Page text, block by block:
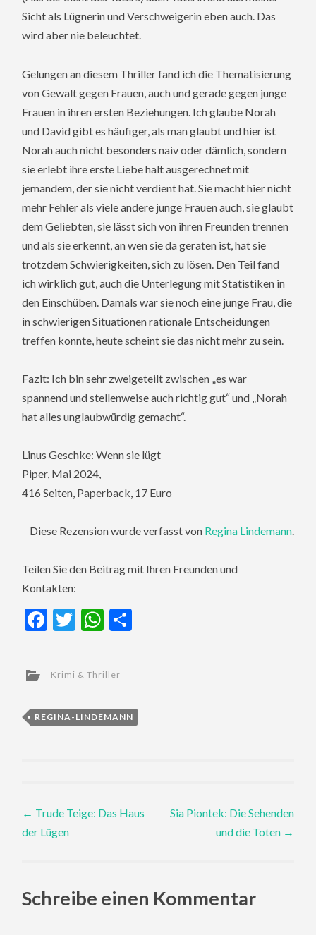
Sicht als Lügnerin und Verschweigerin eben auch. Das
wird aber nie beleuchtet.
Gelungen an diesem Thriller fand ich die Thematisierung
von Gewalt gegen Frauen, auch und gerade gegen junge
Frauen in ihren ersten Beziehungen. Ich glaube Norah
und David gibt es häufiger, als man glaubt und hier ist
Norah auch nicht besonders naiv oder dämlich, sondern
sie erlebt ihre erste Liebe halt ausgerechnet mit
jemandem, der sie nicht verdient hat. Sie macht hier nicht
mehr Fehler als viele andere junge Frauen auch, sie glaubt
dem Geliebten, sie lässt sich von ihren Freunden trennen
und als sie erkennt, an wen sie da geraten ist, hat sie
trotzdem Schwierigkeiten, sich zu lösen. Den Teil fand
ich wirklich gut, auch die Unterlegung mit Statistiken in
den Einschüben. Damals war sie noch eine junge Frau, die
in schwierigen Situationen rationale Entscheidungen
treffen konnte, heute scheint sie das nicht mehr zu sein.
Fazit: Ich bin sehr zweigeteilt zwischen „es war
spannend und stellenweise auch richtig gut“ und „Norah
hat alles unglaubwürdig gemacht“.
Linus Geschke: Wenn sie lügt
Piper, Mai 2024,
416 Seiten, Paperback, 17 Euro
Diese Rezension wurde verfasst von Regina Lindemann.
Teilen Sie den Beitrag mit Ihren Freunden und
Kontakten:
Facebook
TwitterWhatsApp
Krimi & Thriller
REGINA-LINDEMANN
Post
navigation
← Trude Teige: Das Haus
der Lügen
Sia Piontek: Die Sehenden
und die Toten →
Schreibe einen Kommentar